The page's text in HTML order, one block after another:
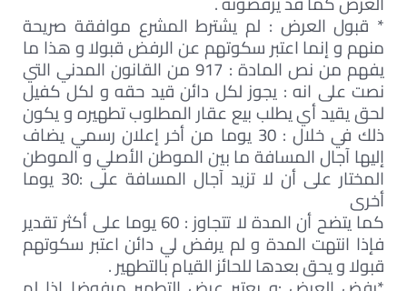
* قبول العرض : لم يشترط المشرع موافقة صريحة
منهم و إنما اعتبر سكوتهم عن الرفض قبولا و هذا ما
يفهم من نص المادة : 917 من القانون المدني التي
نصت على انه : يجوز لكل دائن قيد حقه و لكل كفيل
لحق يقيد أي يطلب بيع عقار المطلوب تطهيره و يكون
ذلك في خلال : 30 يوما من أخر إعلان رسمي يضاف
إليها آجال المسافة ما بين الموطن الأصلي و الموطن
المختار على أن لا تزيد آجال المسافة على :30 يوما
أخرى
كما يتضح أن المدة لا تتجاوز : 60 يوما على أكثر تقدير
فإذا انتهت المدة و لم يرفض لي دائن اعتبر سكوتهم
قبولا و يحق بعدها للحائز القيام بالتطهير .